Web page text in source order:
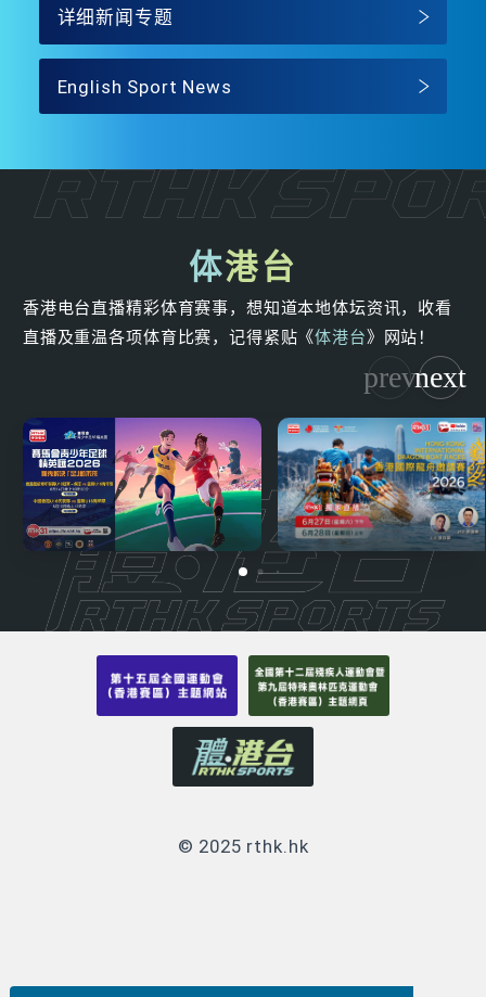
详细新闻专题
English Sport News
体港台
香港电台直播精彩体育赛事，想知道本地体坛资讯，收看
直播及重温各项体育比赛，记得紧贴《体港台》网站！
© 2025 rthk.hk